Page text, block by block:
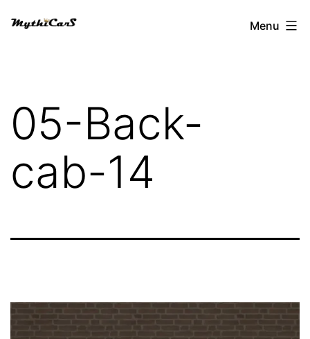
Menu
05-Back-
cab-14